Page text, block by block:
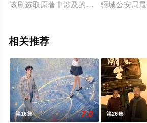
该剧选取原著中涉及的改革开放20年来
骊城公安局
相关推荐
第16集 7.0 第26集